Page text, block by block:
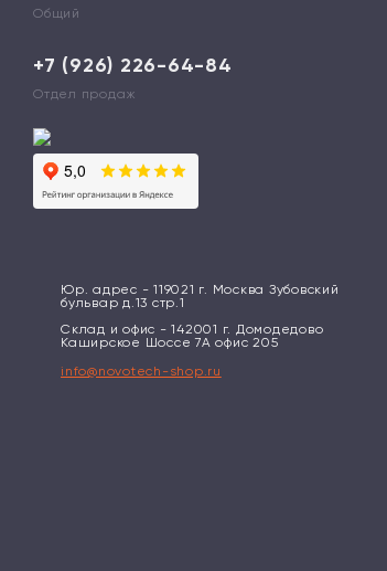
Общий
+7 (926) 226-64-84
Отдел продаж
Юр. адрес - 119021 г. Москва Зубовский
бульвар д.13 стр.1
Склад и офис - 142001 г. Домодедово
Каширское Шоссе 7А офис 205
info@novotech-shop.ru